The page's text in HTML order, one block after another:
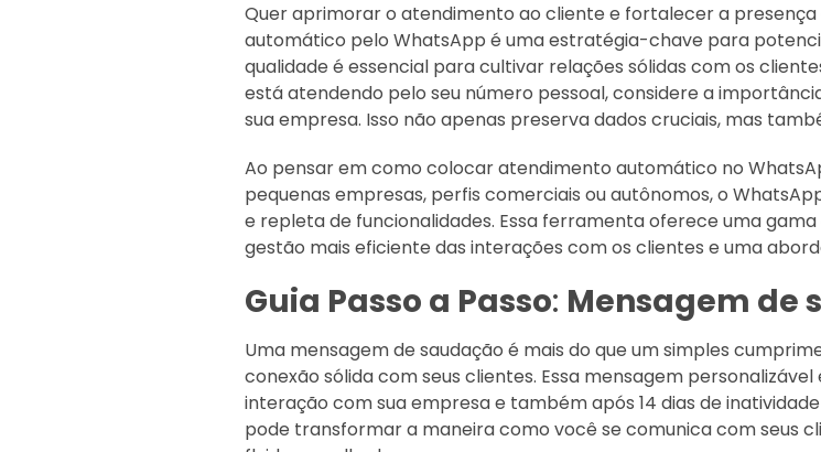
Quer aprimorar o atendimento ao cliente e fortalecer a
automático pelo WhatsApp é uma estratégia-chave para
qualidade é essencial para cultivar relações sólidas com os
está atendendo pelo seu número pessoal, considere a
sua empresa. Isso não apenas preserva dados cruciais, mas
Ao pensar em como colocar atendimento automático no
pequenas empresas, perfis comerciais ou autônomos, o
e repleta de funcionalidades. Essa ferramenta oferece uma
gestão mais eficiente das interações com os clientes e uma
Guia Passo a Passo: Mensagem de
Uma mensagem de saudação é mais do que um simples
conexão sólida com seus clientes. Essa mensagem
interação com sua empresa e também após 14 dias de
pode transformar a maneira como você se comunica com seus